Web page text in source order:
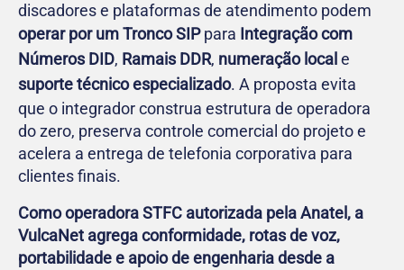
discadores e plataformas de atendimento podem
operar por um Tronco SIPpara Integração com
Números DID, Ramais DDR, numeração local e
suporte técnico especializado. A proposta evita
que o integrador construa estrutura de operadora
do zero, preserva controle comercial do projeto e
acelera a entrega de telefonia corporativa para
clientes finais.
Como operadora STFC autorizada pela Anatel, a
VulcaNet agrega conformidade, rotas de voz,
portabilidade e apoio de engenharia desde a